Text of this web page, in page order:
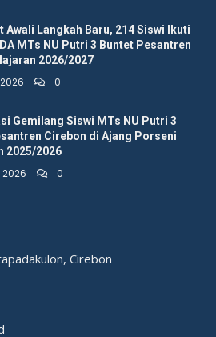
Awali Langkah Baru, 214 Siswi Ikuti
MTs NU Putri 3 Buntet Pesantren
2026/2027
0
Gemilang Siswi MTs NU Putri 3
Cirebon di Ajang Porseni
2025/2026
2026 0
Cirebon